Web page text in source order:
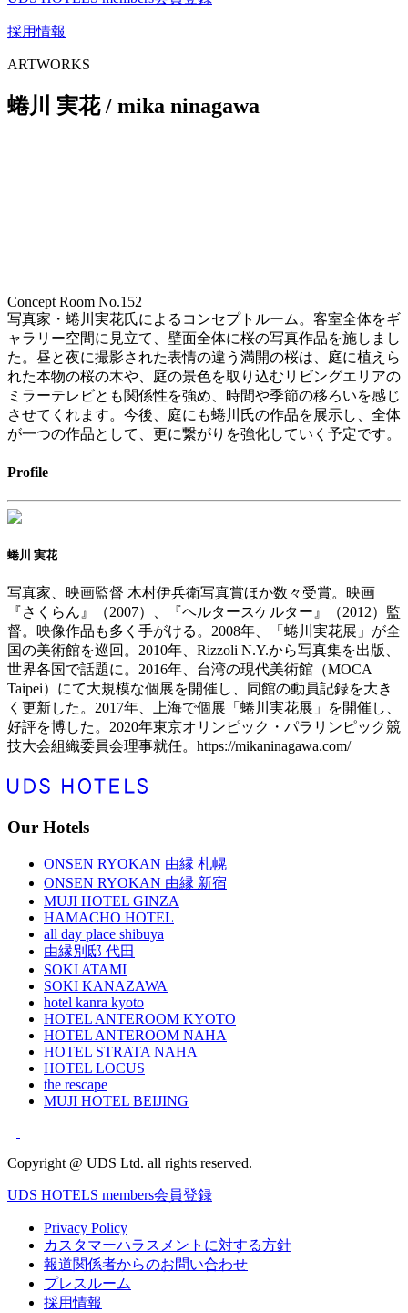
採用情報
ARTWORKS
蜷川 実花 / mika ninagawa
Concept Room No.152
写真家・蜷川実花氏によるコンセプトルーム。客室全体をギ
ャラリー空間に見立て、壁面全体に桜の写真作品を施しまし
た。昼と夜に撮影された表情の違う満開の桜は、庭に植えら
れた本物の桜の木や、庭の景色を取り込むリビングエリアの
ミラーテレビとも関係性を強め、時間や季節の移ろいを感じ
させてくれます。今後、庭にも蜷川氏の作品を展示し、全体
が一つの作品として、更に繋がりを強化していく予定です。
Profile
蜷川 実花
写真家、映画監督 木村伊兵衛写真賞ほか数々受賞。映画
『さくらん』（2007）、『ヘルタースケルター』（2012）監
督。映像作品も多く手がける。2008年、「蜷川実花展」が全
国の美術館を巡回。2010年、Rizzoli N.Y.から写真集を出版、
世界各国で話題に。2016年、台湾の現代美術館（MOCA
Taipei）にて大規模な個展を開催し、同館の動員記録を大き
く更新した。2017年、上海で個展「蜷川実花展」を開催し、
好評を博した。2020年東京オリンピック・パラリンピック競
技大会組織委員会理事就任。https://mikaninagawa.com/
Our Hotels
ONSEN RYOKAN 由縁 札幌
ONSEN RYOKAN 由縁 新宿
MUJI HOTEL GINZA
HAMACHO HOTEL
all day place shibuya
由縁別邸 代田
SOKI ATAMI
SOKI KANAZAWA
hotel kanra kyoto
HOTEL ANTEROOM KYOTO
HOTEL ANTEROOM NAHA
HOTEL STRATA NAHA
HOTEL LOCUS
the rescape
MUJI HOTEL BEIJING
Copyright @ UDS Ltd. all rights reserved.
UDS HOTELS members会員登録
Privacy Policy
カスタマーハラスメントに対する方針
報道関係者からのお問い合わせ
プレスルーム
採用情報